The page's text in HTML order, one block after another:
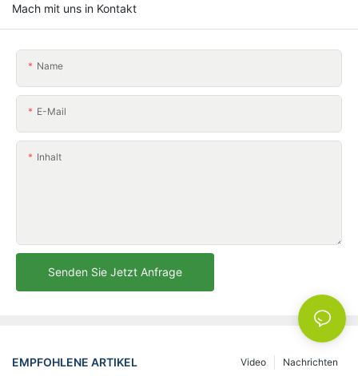
Mach mit uns in Kontakt
Name
E-Mail
Inhalt
Senden Sie Jetzt Anfrage
EMPFOHLENE ARTIKEL Nachrichten
Video